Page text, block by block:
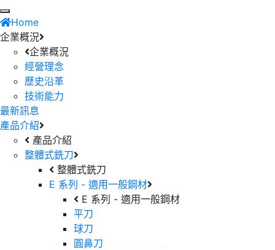
Home
企業概況
企業概況
經營理念
歷史沿革
技術能力
最新訊息
產品介紹
產品介紹
整體式銑刀
整體式銑刀
E 系列 - 適用一般鋼材
E 系列 - 適用一般鋼材
平刀
球刀
圓鼻刀